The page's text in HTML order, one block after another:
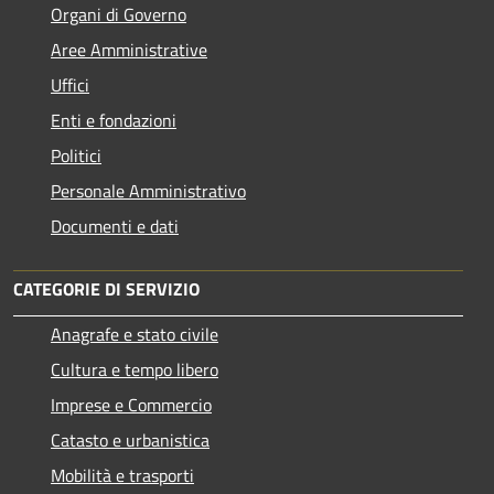
Organi di Governo
Aree Amministrative
Uffici
Enti e fondazioni
Politici
Personale Amministrativo
Documenti e dati
CATEGORIE DI SERVIZIO
Anagrafe e stato civile
Cultura e tempo libero
Imprese e Commercio
Catasto e urbanistica
Mobilità e trasporti